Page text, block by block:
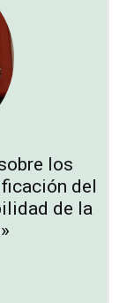
los
del
de la